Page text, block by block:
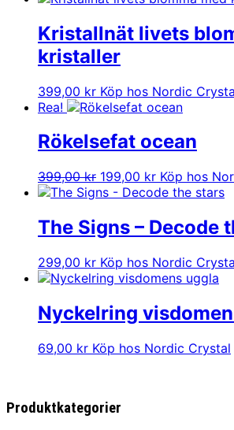
Kristallnät livets
kristaller
399,00 kr Köp hos Nordic
Rea!
Rökelsefat ocean
399,00kr Det
ursprungliga
var:
399,00 kr.
199,00 krDet
nuvarande
är:
199,00 kr.
Köp hos
The Signs – Decode
299,00 kr Köp hos Nordic
Nyckelring
69,00 kr Köp hos Nordic Crystal
Produktkategorier